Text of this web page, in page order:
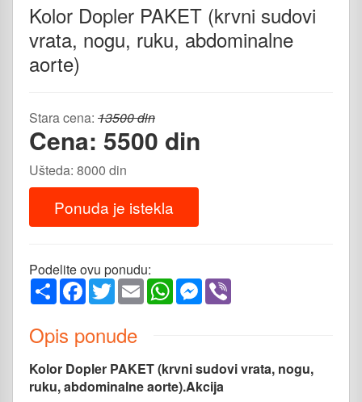
Kolor Dopler PAKET (krvni sudovi
vrata, nogu, ruku, abdominalne
aorte)
Stara cena: 13500 din
Cena: 5500 din
Ušteda: 8000 din
Ponuda je istekla
Podelite ovu ponudu:
ShareFacebook
TwitterEmailWhatsAppMessenger
Opis ponude
Kolor Dopler PAKET (krvni sudovi vrata, nogu,
ruku, abdominalne aorte).Akcija